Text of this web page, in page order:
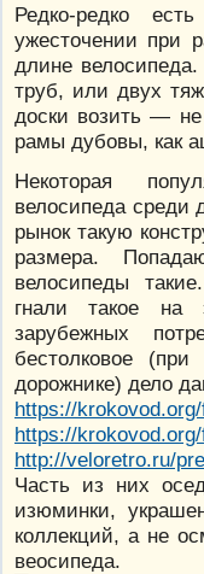
Редко-редко
ужесточении при
длине
труб, или двух
доски возить —
рамы дубовы, как
Некоторая
велосипеда среди
рынок такую
размера.
велосипеды
гнали такое на
зарубежных
бестолковое
дорожнике) дело
https://
https://
http://veloretro.ru/
Часть из них
изюминки,
коллекций, а не
веосипеда.